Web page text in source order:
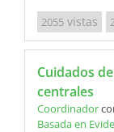
2055 vistas
Cuidados
centrales
Coordinador
Basada en